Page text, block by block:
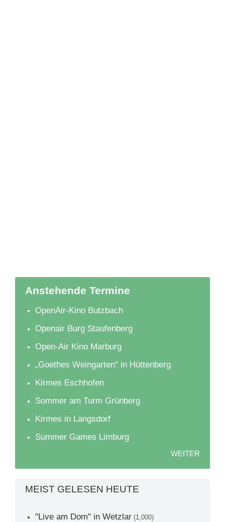
Anstehende Termine
OpenAir-Kino Butzbach
Openair Burg Staufenberg
Open-Air Kino Marburg
„Goethes Weingarten“ in Hüttenberg
Kirmes Eschhofen
Sommer am Turm Grünberg
Kirmes in Langsdorf
Summer Games Limburg
WEITER
MEIST GELESEN HEUTE
"Live am Dom" in Wetzlar (1,000)